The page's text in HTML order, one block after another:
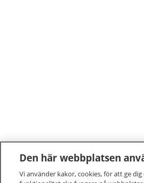
Den här webbplatsen
Vi använder kakor, cookies, för att ge